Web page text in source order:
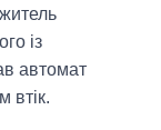
із
автомат
втік.